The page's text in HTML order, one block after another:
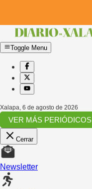
Toggle Menu
Xalapa, 6 de agosto de 2026
VER MÁS PERIÓDICOS
Cerrar
Newsletter